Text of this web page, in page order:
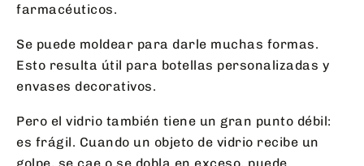
farmacéuticos.
Se puede moldear para darle muchas formas.
Esto resulta útil para botellas personalizadas y
envases decorativos.
Pero el vidrio también tiene un gran punto débil:
es frágil. Cuando un objeto de vidrio recibe un
golpe, se cae o se dobla en exceso, puede